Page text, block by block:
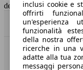
dei dati.
Benvenuti su
inclusi cookie e
offrirti
un'esperienza
funzionalità
della nostra
ricerche in una
adatte alla tua
messaggi